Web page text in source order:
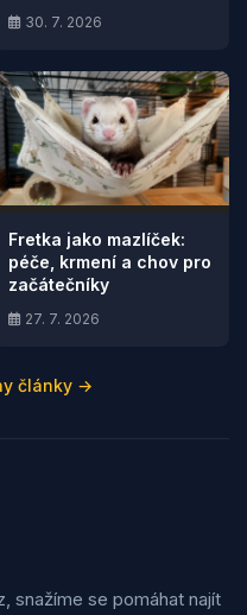
30. 7. 2026
Fretka jako mazlíček:
péče, krmení a chov pro
začátečníky
27. 7. 2026
články →
snažíme se pomáhat najít